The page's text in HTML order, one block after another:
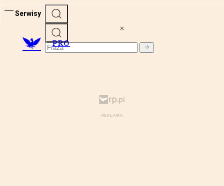
Serwisy
PRO